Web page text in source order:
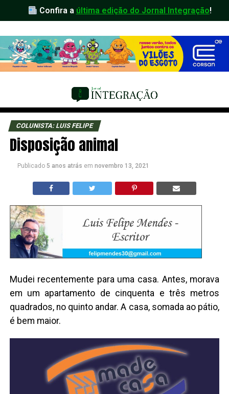
Confira a última edição do Jornal Integração!
COLUNISTA: LUIS FELIPE
Disposição animal
Publicado 5 anos atrás em novembro 13, 2021
Mudei recentemente para uma casa. Antes, morava
em um apartamento de cinquenta e três metros
quadrados, no quinto andar. A casa, somada ao pátio,
é bem maior.